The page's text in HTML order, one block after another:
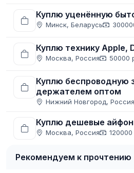
Куплю уценённую
Минск, Беларусь
Куплю технику Apple,
Москва, Россия 50000
Куплю беспроводную
держателем оптом
Нижний Новгород, Россия
Куплю дешевые
Москва, Россия 120000
Рекомендуем к прочтению